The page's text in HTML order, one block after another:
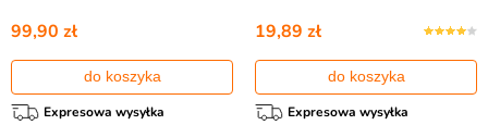
99,90 zł
do koszyka
Expresowa wysyłka
19,89 zł
do koszyka
Expresowa wysyłka